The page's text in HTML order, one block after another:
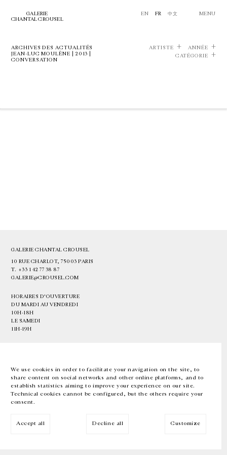
We use cookies in order to facilitate your navigation on the site, to
share content on social networks and other online platforms, and to
establish statistics aiming to improve your experience on our site.
Technical cookies cannot be configured, but the others require your
consent.
Accept all Decline all Customize
GALERIE
CHANTAL CROUSEL
EN FR 中文 MENU
ARCHIVES DES ACTUALITÉS
JEAN-LUC MOULÈNE | 2013 |
CONVERSATION
ARTISTE
ANNÉE
CATÉGORIE
GALERIE CHANTAL CROUSEL
10 RUE CHARLOT, 75003 PARIS
T. +33 1 42 77 38 87
GALERIE@CROUSEL.COM
HORAIRES D'OUVERTURE
DU MARDI AU VENDREDI
10H-18H
LE SAMEDI
11H-19H
EN FR 中文 Facebook Instagram
Inscrivez-vous à notre newsletter